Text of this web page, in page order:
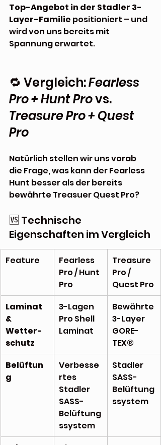
Top-Angebot in der Stadler 3-
Layer-Familie positioniert – und
wird von uns bereits mit
Spannung erwartet.
🔁 Vergleich: Fearless
Pro + Hunt Pro vs.
Treasure Pro + Quest
Pro
Natürlich stellen wir uns vorab
die Frage, was kann der Fearless
Hunt besser als der bereits
bewährte Treasuer Quest Pro?
🆚 Technische
Eigenschaften im Vergleich
Feature
Fearless
Pro / Hunt
Pro
Treasure
Pro /
Quest Pro
Laminat
&
Wetter­
schutz
3-Lagen
Pro Shell
Laminat
Bewährte
3-Layer
GORE-
TEX®
Belüftun
g
Verbesse
rtes
Stadler
SASS-
Belüftung
ssystem
Stadler
SASS-
Belüftung
ssystem